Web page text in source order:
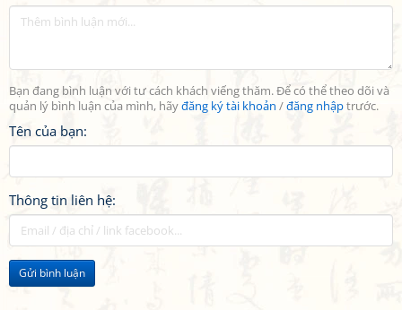
Bạn đang bình luận với tư cách khách viếng thăm. Để có thể theo dõi và
quản lý bình luận của mình, hãyđăng ký tài khoản /đăng nhậptrước.
Tên của bạn:
Thông tin liên hệ:
Gửi bình luận